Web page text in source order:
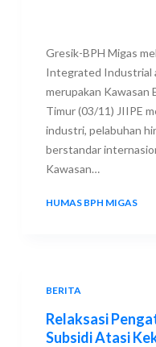
Gresik-BPH Migas
Integrated Industrial
merupakan Kawasan
Timur (03/11) JIIPE
industri, pelabuhan
berstandar
Kawasan…
HUMAS BPH MIGAS
BERITA
Relaksasi
Subsidi Atasi